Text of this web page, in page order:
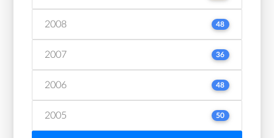
2008 48
2007 36
2006 48
2005 50